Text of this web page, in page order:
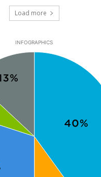
Load more
INFOGRAPHICS